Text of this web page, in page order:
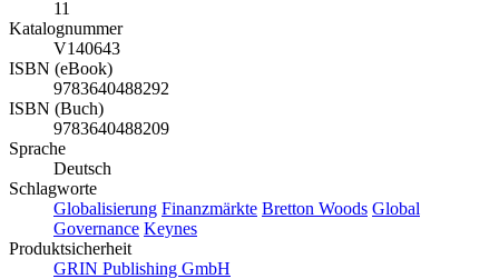
11
Katalognummer
V140643
ISBN (eBook)
9783640488292
ISBN (Buch)
9783640488209
Sprache
Deutsch
Schlagworte
Globalisierung Finanzmärkte Bretton Woods Global
Governance Keynes
Produktsicherheit
GRIN Publishing GmbH